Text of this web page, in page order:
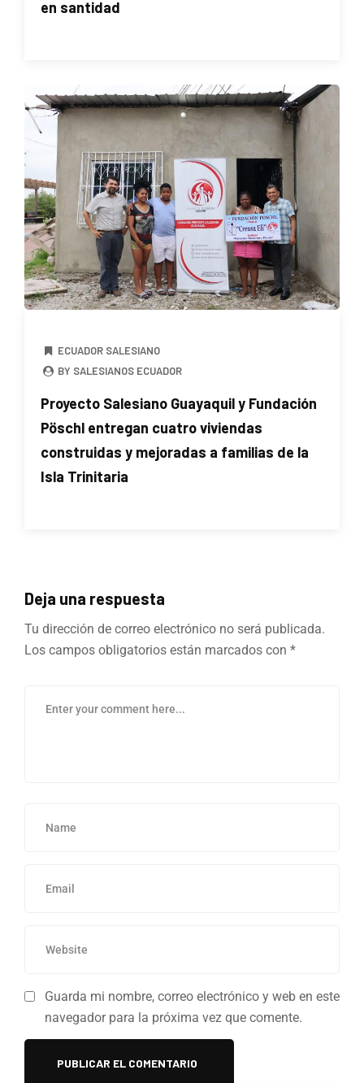
en santidad
ECUADOR SALESIANO
BY SALESIANOS ECUADOR
Proyecto Salesiano Guayaquil y Fundación
Pöschl entregan cuatro viviendas
construidas y mejoradas a familias de la
Isla Trinitaria
Deja una respuesta
Tu dirección de correo electrónico no será publicada.
Los campos obligatorios están marcados con *
Guarda mi nombre, correo electrónico y web en este
navegador para la próxima vez que comente.